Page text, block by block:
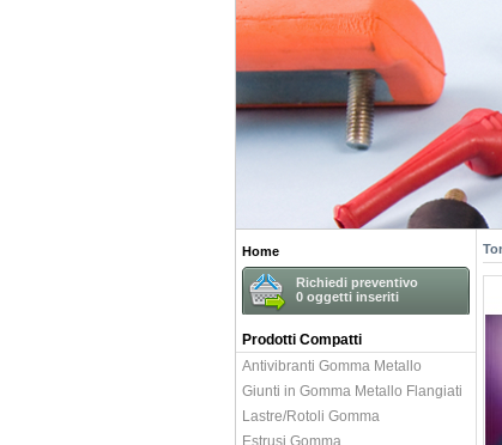
Home
Richiedi preventivo
0 oggetti inseriti
Prodotti Compatti
Antivibranti Gomma Metallo
Giunti in Gomma Metallo Flangiati
Lastre/Rotoli Gomma
Estrusi Gomma